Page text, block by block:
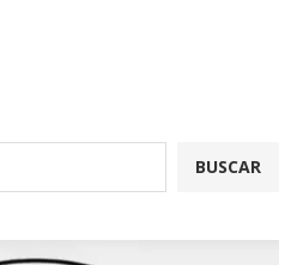
BUSCAR